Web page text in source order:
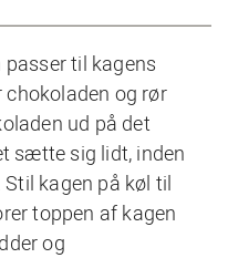
til kagens
chokoladen og rør
ud på det
sætte sig lidt, inden
kagen på køl til
toppen af kagen
og